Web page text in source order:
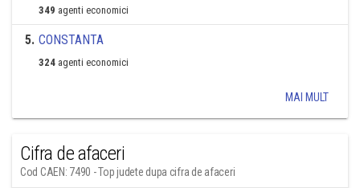
349 agenti economici
5. CONSTANTA
324 agenti economici
MAI MULT
Cifra de afaceri
Cod CAEN: 7490 - Top judete dupa cifra de afaceri